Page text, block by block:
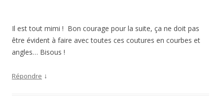
Il est tout mimi ! Bon courage pour la suite, ça ne doit pas
être évident à faire avec toutes ces coutures en courbes et
angles… Bisous !
Répondre ↓